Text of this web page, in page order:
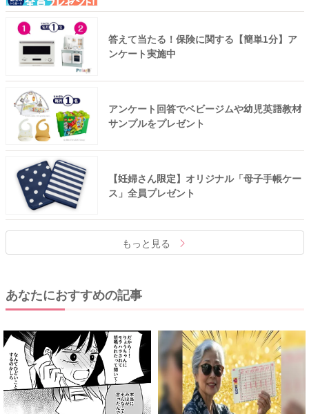
答えて当たる！保険に関する【簡単1分】ア
ンケート実施中
アンケート回答でベビージムや幼児英語教材
サンプルをプレゼント
【妊婦さん限定】オリジナル「母子手帳ケー
ス」全員プレゼント
もっと見る
あなたにおすすめの記事